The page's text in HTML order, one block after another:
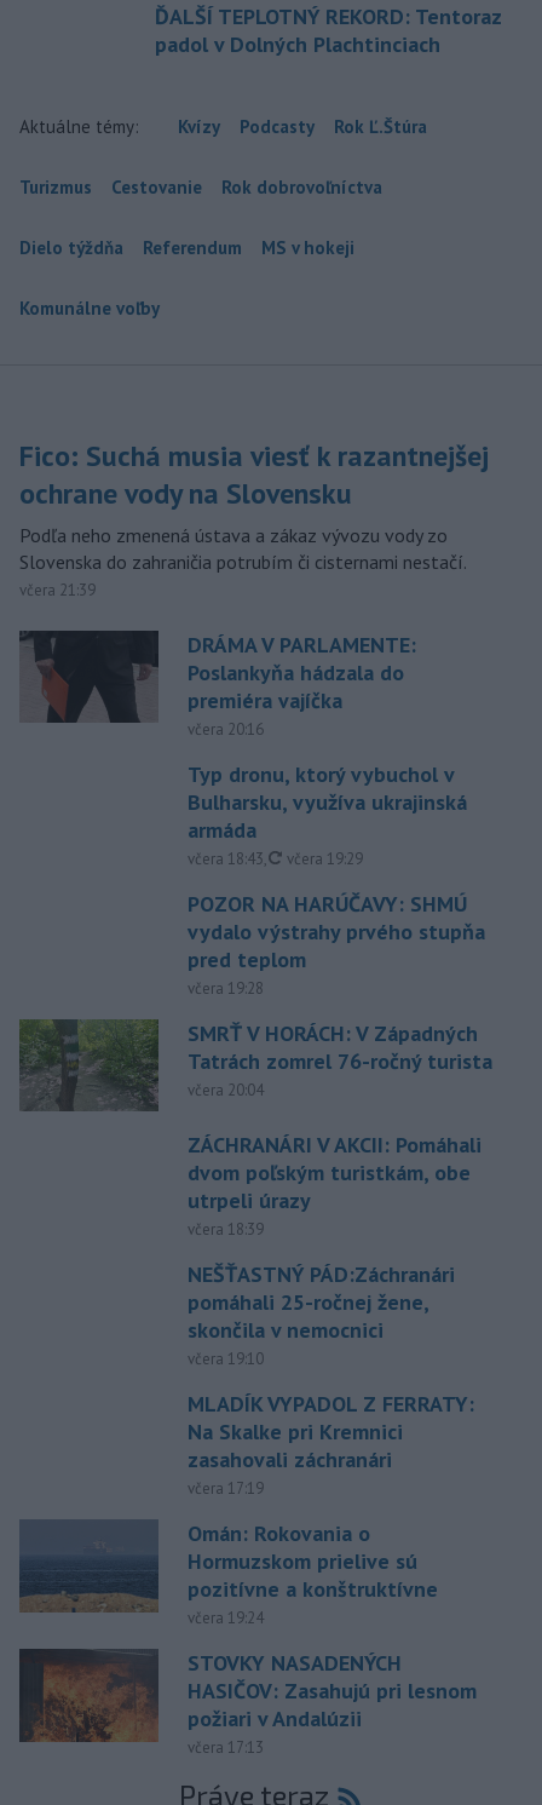
ĎALŠÍ TEPLOTNÝ REKORD: Tentoraz
padol v Dolných Plachtinciach
Aktuálne témy: Kvízy Podcasty Rok Ľ.Štúra
Turizmus Cestovanie Rok dobrovoľníctva
Dielo týždňa Referendum MS v hokeji
Komunálne voľby
Fico: Suchá musia viesť k razantnejšej
ochrane vody na Slovensku
Podľa neho zmenená ústava a zákaz vývozu vody zo
Slovenska do zahraničia potrubím či cisternami nestačí.
včera 21:39
DRÁMA V PARLAMENTE:
Poslankyňa hádzala do
premiéra vajíčka
včera 20:16
Typ dronu, ktorý vybuchol v
Bulharsku, využíva ukrajinská
armáda
včera 18:43, aktualizované
včera 19:29
POZOR NA HARÚČAVY: SHMÚ
vydalo výstrahy prvého stupňa
pred teplom
včera 19:28
SMRŤ V HORÁCH: V Západných
Tatrách zomrel 76-ročný turista
včera 20:04
ZÁCHRANÁRI V AKCII: Pomáhali
dvom poľským turistkám, obe
utrpeli úrazy
včera 18:39
NEŠŤASTNÝ PÁD:Záchranári
pomáhali 25-ročnej žene,
skončila v nemocnici
včera 19:10
MLADÍK VYPADOL Z FERRATY:
Na Skalke pri Kremnici
zasahovali záchranári
včera 17:19
Omán: Rokovania o
Hormuzskom prielive sú
pozitívne a konštruktívne
včera 19:24
STOVKY NASADENÝCH
HASIČOV: Zasahujú pri lesnom
požiari v Andalúzii
včera 17:13
Práve teraz